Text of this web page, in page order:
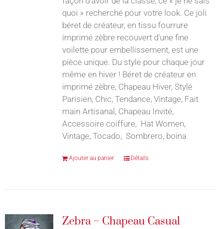
quoi » recherché pour votre look. Ce joli
béret de créateur, en tissu fourrure
imprimé zèbre recouvert d'une fine
voilette pour embellissement, est une
pièce unique. Du style pour chaque jour
même en hiver ! Béret de créateur en
imprimé zèbre, Chapeau Hiver, Stylé
Parisien, Chic, Tendance, Vintage, Fait
main Artisanal, Chapeau Invité,
Accessoire coiffure, Hat Women,
Vintage, Tocado, Sombrero, boina
Ajouter au panier Détails
Zebra – Chapeau Casual